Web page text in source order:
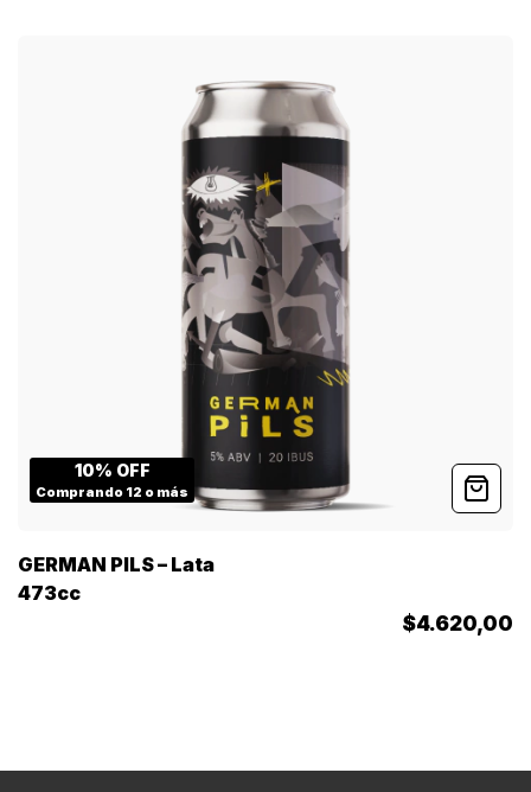
10% OFF
Comprando 12 o más
GERMAN PILS – Lata
473cc
$4.620,00